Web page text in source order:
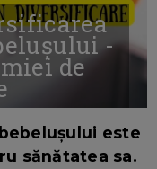
-
de
este
sănătatea sa.